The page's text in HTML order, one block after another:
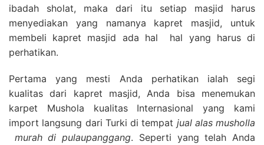
ibadah sholat, maka dari itu setiap masjid harus
menyediakan yang namanya kapret masjid, untuk
membeli kapret masjid ada hal hal yang harus di
perhatikan.
Pertama yang mesti Anda perhatikan ialah segi
kualitas dari kapret masjid, Anda bisa menemukan
karpet Mushola kualitas Internasional yang kami
import langsung dari Turki di tempat jual alas musholla
murah di pulaupanggang. Seperti yang telah Anda